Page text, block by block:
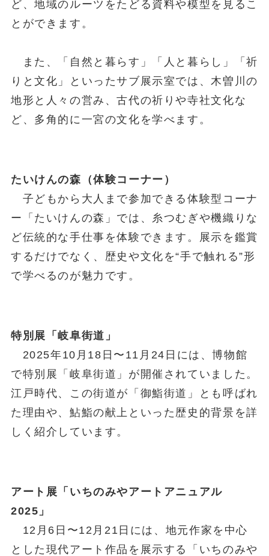
ど、地域のルーツをたどる資料や模型を見るこ
とができます。
また、「自然と暮らす」「人と暮らし」「祈
りと文化」といったサブ展示室では、木曽川の
地形と人々の営み、古代の祈りや寺社文化な
ど、多角的に一宮の文化を学べます。
たいけんの森（体験コーナー）
子どもから大人まで参加できる体験型コーナ
ー「たいけんの森」では、糸つむぎや機織りな
ど伝統的な手仕事を体験できます。展示を鑑賞
するだけでなく、歴史や文化を“手で触れる”形
で学べるのが魅力です。
特別展「岐阜街道」
2025年10月18日〜11月24日には、博物館
で特別展「岐阜街道」が開催されていました。
江戸時代、この街道が「御鮨街道」とも呼ばれ
た理由や、鮎鮨の献上といった歴史的背景を詳
しく紹介しています。
アート展「いちのみやアートアニュアル
2025」
12月6日〜12月21日には、地元作家を中心
とした現代アート作品を展示する「いちのみや